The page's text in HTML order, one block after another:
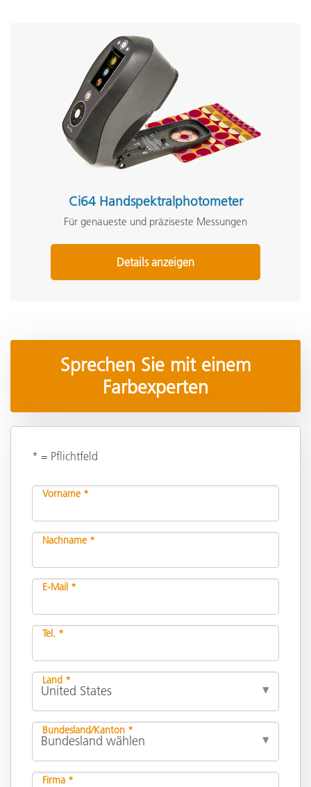
Ci64 Handspektralphotometer
Für genaueste und präziseste Messungen
Details anzeigen
Sprechen Sie mit einem
Farbexperten
* = Pflichtfeld
Vorname *
Nachname *
E-Mail *
Tel. *
Land *
Bundesland/Kanton *
Firma *